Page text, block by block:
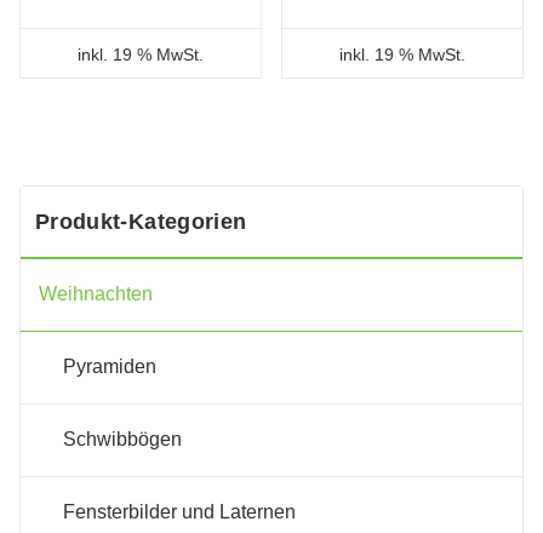
inkl. 19 % MwSt. inkl. 19 % MwSt.
Produkt-Kategorien
Weihnachten
Pyramiden
Schwibbögen
Fensterbilder und Laternen